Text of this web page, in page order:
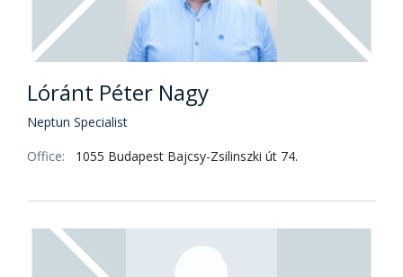
Lóránt Péter Nagy
Neptun Specialist
Office:
1055 Budapest Bajcsy-Zsilinszki út 74.